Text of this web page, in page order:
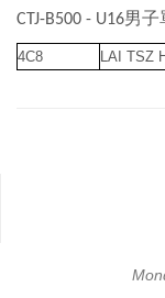
CTJ-B500 - U16男子
4C8 LAI TSZ